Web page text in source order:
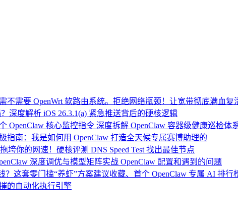
不需要 OpenWrt 软路由系统。拒绝网络瓶颈！让宽带彻底满血复
深度解析 iOS 26.3.1(a) 紧急推送背后的硬核逻辑
OpenClaw 核心监控指令 深度拆解 OpenClaw 容器级健康巡检体
指南：我是如何用 OpenClaw 打造全天候专属赛博助理的
垮你的网速！硬核评测 DNS Speed Test 找出最佳节点
深度调优与模型矩阵实战 OpenClaw 配置和遇到的问题
？这套零门槛“养虾”方案建议收藏、首个 OpenClaw 专属 AI 排
的自动化执行引擎